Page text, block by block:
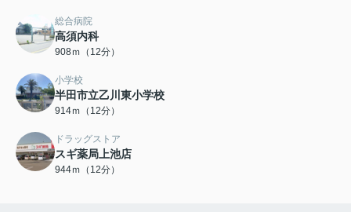
総合病院
高須内科
908ｍ（12分）
小学校
半田市立乙川東小学校
914ｍ（12分）
ドラッグストア
スギ薬局上池店
944ｍ（12分）